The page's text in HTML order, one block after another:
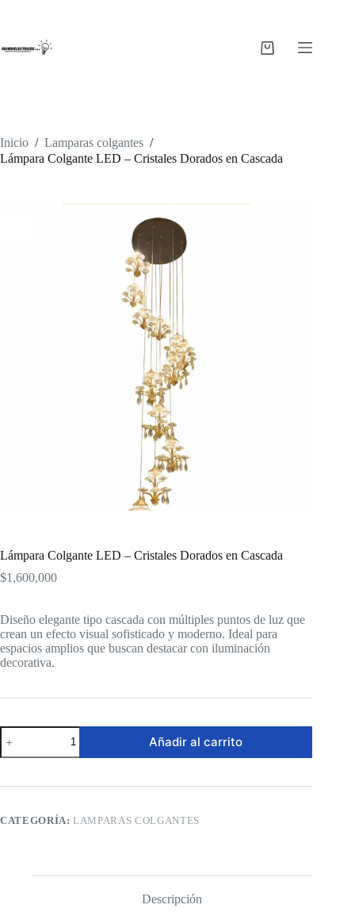
Carro
Inicio / Lamparas colgantes /
Lámpara Colgante LED – Cristales Dorados en Cascada
Lámpara Colgante LED – Cristales Dorados en Cascada
$1,600,000
Diseño elegante tipo cascada con múltiples puntos de luz que
crean un efecto visual sofisticado y moderno. Ideal para
espacios amplios que buscan destacar con iluminación
decorativa.
Lámpara
Colgante
LED
Cristales
Cascada
Añadir al carrito
CATEGORÍA:LAMPARAS COLGANTES
Descripción